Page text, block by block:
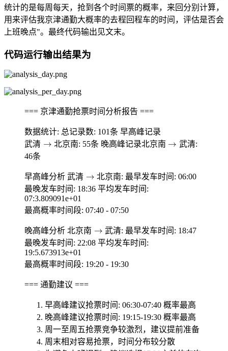
统计的是每周每天，抢到各个时间票的概率，来回分别计算，
用来评估我京津通勤大概率的去程回程车的时间，评估是否会
上班晚点"。最终代码输出见文末。
代码运行输出结果为
=== 京津通勤抢票时间分析报告 ===
数据统计: 总记录数: 101条 早高峰记录
武 清 北京 南
武清 北京南 : 55条 晚高峰记录 北京 南 武清
北京南 武清 :
46条
早高峰分析 武 清 北京 南
武清 北京南 : 最早发车时间: 06:00
最晚发车时间: 18:36 平均发车时间:
07:3.809091e+01
最高概率时间段: 07:40 - 07:50
晚高峰分析 北 京 南 武清
北京南 武清 : 最早发车时间: 18:47
最晚发车时间: 22:08 平均发车时间:
19:5.673913e+01
最高概率时间段: 19:20 - 19:30
=== 通勤建议 ===
早高峰建议抢票时间: 06:30-07:40 概 最 高
概率最
高
晚高峰建议抢票时间: 19:15-19:30 概 最 高
概率最
高
周一至周五抢票竞争较激烈，建议提前准备
周末相对容易抢票，时间分布较分散